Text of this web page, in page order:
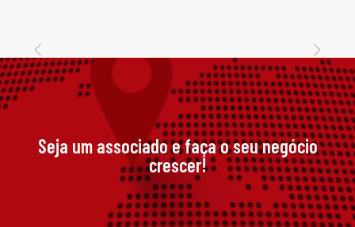
Seja um associado e faça o seu negócio
crescer!